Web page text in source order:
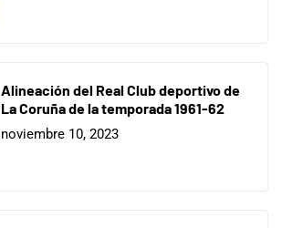
Alineación del Real Club deportivo de
La Coruña de la temporada 1961-62
noviembre 10, 2023